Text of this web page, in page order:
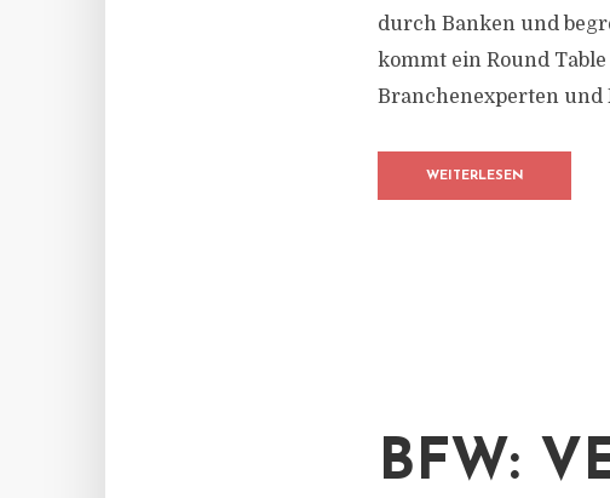
durch Banken und
kommt ein Round
Branchenexperten und
WEITERLESEN
BFW: